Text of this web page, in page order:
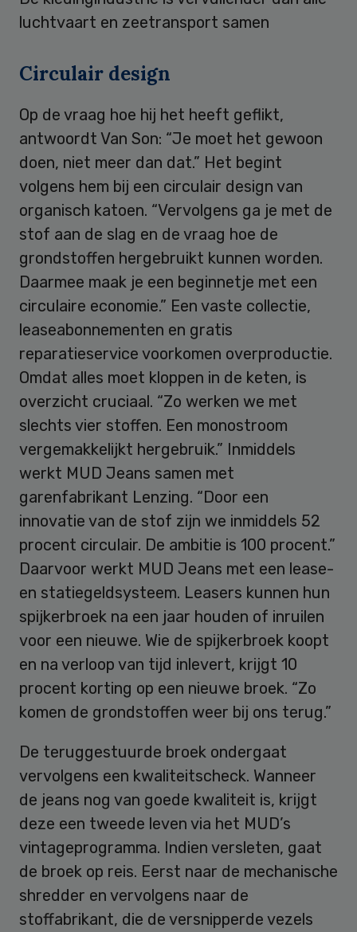
luchtvaart en zeetransport samen
Circulair design
Op de vraag hoe hij het heeft geflikt,
antwoordt Van Son: “Je moet het gewoon
doen, niet meer dan dat.” Het begint
volgens hem bij een circulair design van
organisch katoen. “Vervolgens ga je met de
stof aan de slag en de vraag hoe de
grondstoffen hergebruikt kunnen worden.
Daarmee maak je een beginnetje met een
circulaire economie.” Een vaste collectie,
leaseabonnementen en gratis
reparatieservice voorkomen overproductie.
Omdat alles moet kloppen in de keten, is
overzicht cruciaal. “Zo werken we met
slechts vier stoffen. Een monostroom
vergemakkelijkt hergebruik.” Inmiddels
werkt MUD Jeans samen met
garenfabrikant Lenzing. “Door een
innovatie van de stof zijn we inmiddels 52
procent circulair. De ambitie is 100 procent.”
Daarvoor werkt MUD Jeans met een lease-
en statiegeldsysteem. Leasers kunnen hun
spijkerbroek na een jaar houden of inruilen
voor een nieuwe. Wie de spijkerbroek koopt
en na verloop van tijd inlevert, krijgt 10
procent korting op een nieuwe broek. “Zo
komen de grondstoffen weer bij ons terug.”
De teruggestuurde broek ondergaat
vervolgens een kwaliteitscheck. Wanneer
de jeans nog van goede kwaliteit is, krijgt
deze een tweede leven via het MUD’s
vintageprogramma. Indien versleten, gaat
de broek op reis. Eerst naar de mechanische
shredder en vervolgens naar de
stoffabrikant, die de versnipperde vezels